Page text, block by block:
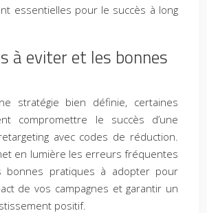
essentielles pour le succès à long
à eviter et les bonnes
stratégie bien définie, certaines
compromettre le succès d’une
avec codes de réduction.
en lumière les erreurs fréquentes
pratiques à adopter pour
de vos campagnes et garantir un
positif.